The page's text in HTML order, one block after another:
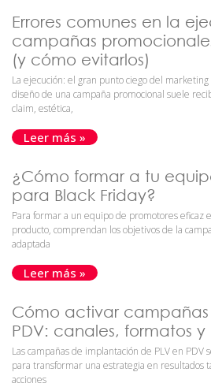
Errores comunes en la
campañas
(y cómo evitarlos)
La ejecución: el gran punto ciego del marketing
diseño de una campaña promocional suele
claim, estética,
Leer más »
¿Cómo formar a tu
para Black Friday?
Para formar a un equipo de promotores eficaz
producto, comprendan los objetivos de la
adaptada
Leer más »
Cómo activar campañas
PDV: canales, formatos
Las campañas de implantación de PLV en
para transformar una estrategia en resultados
acciones